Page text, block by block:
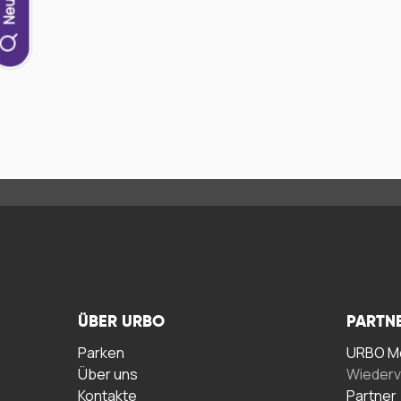
ÜBER URBO
Parken
Über uns
Kontakte
URBO
Partner